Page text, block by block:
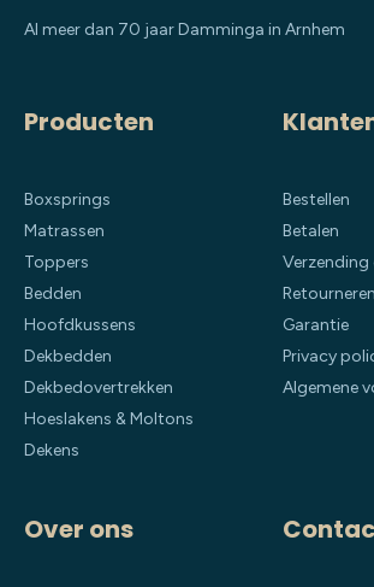
Al meer dan 70 jaar Damminga in Arnhem
Producten
Boxsprings
Matrassen
Toppers
Bedden
Hoofdkussens
Dekbedden
Dekbedovertrekken
Hoeslakens & Moltons
Dekens
Bestellen
Betalen
Verzending
Retourneren
Garantie
Privacy
Algemene
Over ons